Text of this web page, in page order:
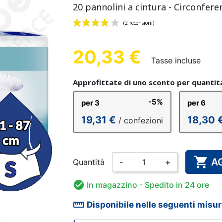
MUTANDINA DI FISSAGGIO
GUANTO SANITARIO
ED
E DELLE SUPERFICI
MUTANDINA IN PLASTICA
BAMBINO
BAGNO
BAMBINO
20 pannolini a cintura -
(2 recensioni)
20,33 € Tasse incluse
Approfittate di uno sconto per
per 3 -5%
19,31 € / confezioni
per 6
18,30
Quantità - + 
 In magazzino - Spedito in 24 ore
straighten Disponibile nelle seguenti